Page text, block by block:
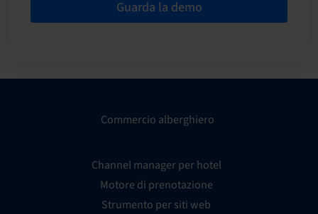
Guarda la demo
Commercio alberghiero
Channel manager per hotel
Motore di prenotazione
Strumento per siti web